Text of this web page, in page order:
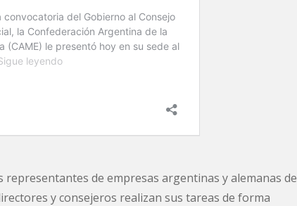
de empresas argentinas y alemanas de
y consejeros realizan sus tareas de forma